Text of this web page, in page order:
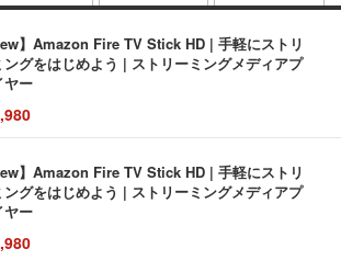
】Amazon Fire TV Stick HD | 手軽にストリ
ングをはじめよう | ストリーミングメディアプ
ヤー
】Amazon Fire TV Stick HD | 手軽にストリ
ングをはじめよう | ストリーミングメディアプ
ヤー